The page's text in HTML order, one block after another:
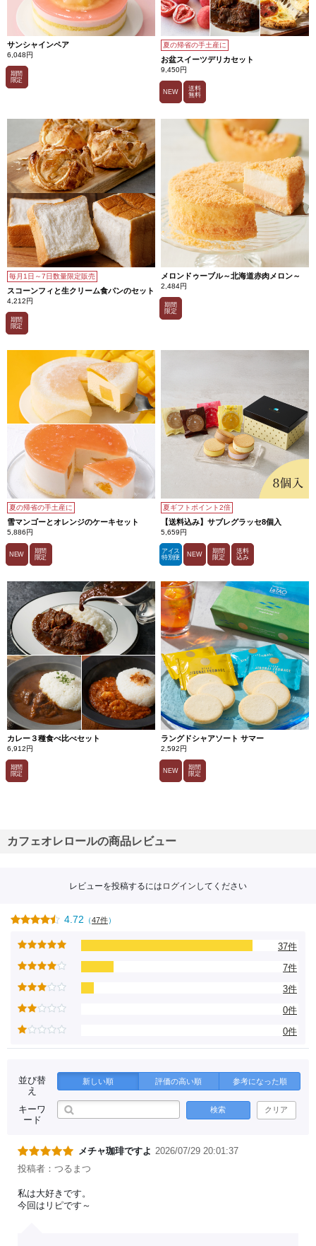
サンシャインペア
6,048円
期間
限定
夏の帰省の手土産に
お盆スイーツデリカセット
9,450円
NEW
送料
無料
毎月1日～7日数量限定販売
スコーンフィと生クリーム食パンのセット
4,212円
期間
限定
メロンドゥーブル～北海道赤肉メロン～
2,484円
期間
限定
夏の帰省の手土産に
雪マンゴーとオレンジのケーキセット
5,886円
NEW
期間
限定
夏ギフトポイント2倍
【送料込み】サブレグラッセ8個入
5,659円
アイス
特別便
NEW
期間
限定
送料
込み
カレー３種食べ比べセット
6,912円
期間
限定
ラングドシャアソート サマー
2,592円
NEW
期間
限定
カフェオレロールの商品レビュー
レビューを投稿するには ログイン してください
4.72 （47件）
37件
7件
3件
0件
0件
並び替
え
新しい順 評価の高い順 参考になった順
キーワ
ード
検索 クリア
メチャ珈琲ですよ 2026/07/29 20:01:37
投稿者：つるまつ
私は大好きです。
今回はリピです～